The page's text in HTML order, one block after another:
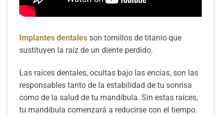
Implantes dentales son tornillos de titanio que
sustituyen la raíz de un diente perdido.
Las raíces dentales, ocultas bajo las encías, son las
responsables tanto de la estabilidad de tu sonrisa
como de la salud de tu mandíbula. Sin estas raíces,
tu mandíbula comenzará a reducirse con el tiempo.